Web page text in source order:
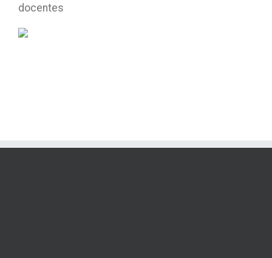
docentes